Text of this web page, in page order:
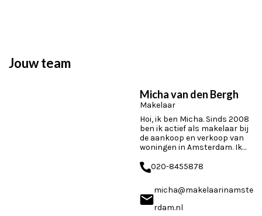
Jouw team
Micha van den Bergh
Makelaar
Hoi, ik ben Micha. Sinds 2008
ben ik actief als makelaar bij
de aankoop en verkoop van
woningen in Amsterdam. Ik
met een goede strategie en...
020-8455878
micha@makelaarinamste
rdam.nl